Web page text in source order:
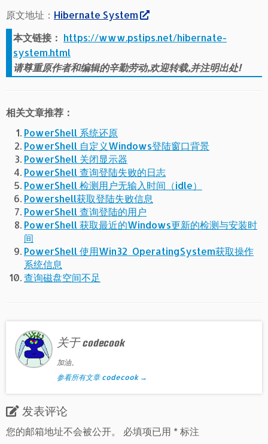
原文地址： Hibernate System
本文链接： https://www.pstips.net/hibernate-
system.html
请尊重原作者和编辑的辛勤劳动,欢迎转载,并注明出处!
相关文章推荐：
PowerShell 系统还原
PowerShell 自定义Windows登陆窗口背景
PowerShell 关闭显示器
PowerShell 查询登陆失败的日志
PowerShell 检测用户无输入时间（idle）
Powershell获取登陆失败信息
PowerShell 查询登陆的用户
PowerShell 获取最近的Windows更新的检测与安装时
间
PowerShell 使用Win32_OperatingSystem获取操作
系统信息
查询磁盘空间不足
关于 codecook
加油。
参看所有文章 codecook →
发表评论
您的邮箱地址不会被公开。
必填项已用 *标注